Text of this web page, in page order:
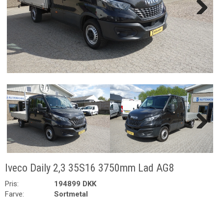
Next
Next
Iveco Daily 2,3 35S16 3750mm Lad AG8
Pris:
194899 DKK
Farve:
Sortmetal